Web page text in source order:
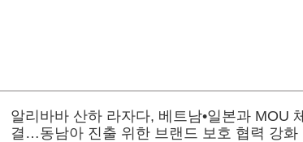
알리바바 산하 라자다, 베트남•일본과 MOU 체
결…동남아 진출 위한 브랜드 보호 협력 강화